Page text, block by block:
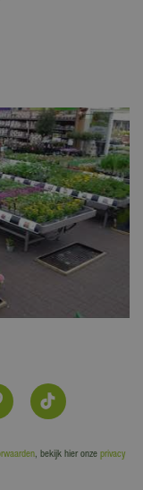
, bekijk hier onze privacy